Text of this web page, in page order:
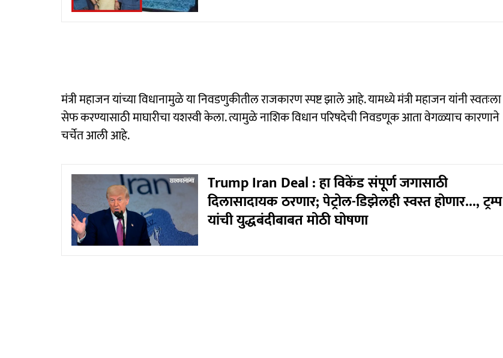
मंत्री महाजन यांच्या विधानामुळे या निवडणुकीतील राजकारण स्पष्ट झाले आहे. यामध्ये मंत्री महाजन यांनी स्वतःला
सेफ करण्यासाठी माघारीचा यशस्वी केला. त्यामुळे नाशिक विधान परिषदेची निवडणूक आता वेगळ्याच कारणाने
चर्चेत आली आहे.
Trump Iran Deal : हा विकेंड संपूर्ण जगासाठी
दिलासादायक ठरणार; पेट्रोल-डिझेलही स्वस्त होणार..., ट्रम्प
यांची युद्धबंदीबाबत मोठी घोषणा